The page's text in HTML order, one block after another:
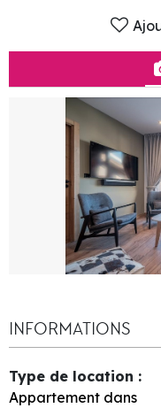
INFORMATIONS
Type de location :
Appartement dans